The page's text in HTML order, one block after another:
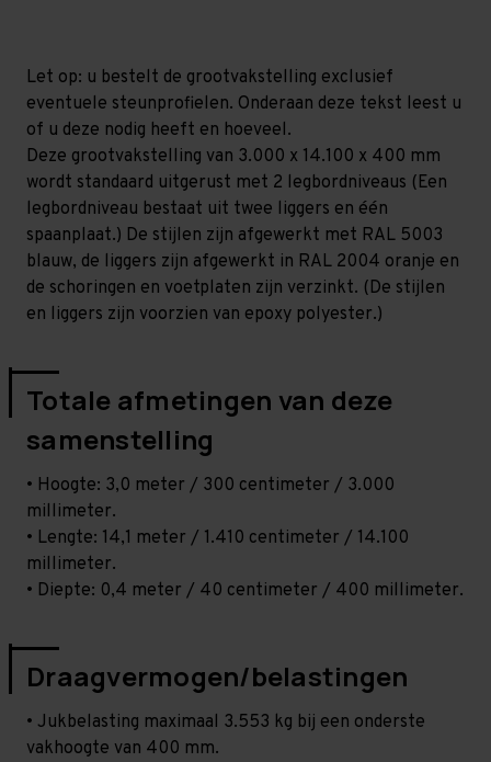
niveaus niveaus
Let op: u bestelt de grootvakstelling exclusief
eventuele steunprofielen. Onderaan deze tekst leest u
of u deze nodig heeft en hoeveel.
Deze grootvakstelling van 3.000 x 14.100 x 400 mm
wordt standaard uitgerust met 2 legbordniveaus (Een
legbordniveau bestaat uit twee liggers en één
spaanplaat.) De stijlen zijn afgewerkt met RAL 5003
blauw, de liggers zijn afgewerkt in RAL 2004 oranje en
de schoringen en voetplaten zijn verzinkt. (De stijlen
en liggers zijn voorzien van epoxy polyester.)
Totale afmetingen van deze
samenstelling
• Hoogte: 3,0 meter / 300 centimeter / 3.000
millimeter.
• Lengte: 14,1 meter / 1.410 centimeter / 14.100
millimeter.
• Diepte: 0,4 meter / 40 centimeter / 400 millimeter.
Draagvermogen/belastingen
• Jukbelasting maximaal 3.553 kg bij een onderste
vakhoogte van 400 mm.